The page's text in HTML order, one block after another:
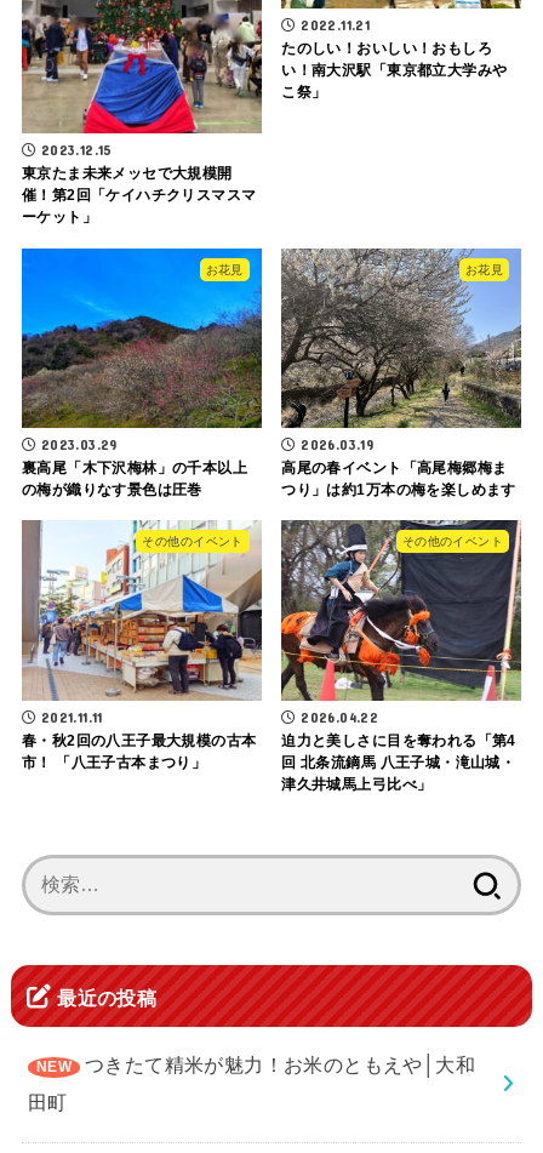
2023.12.15
東京たま未来メッセで大規模開
催！第2回「ケイハチクリスマスマ
ーケット」
2022.11.21
たのしい！おいしい！おもしろ
い！南大沢駅「東京都立大学みや
こ祭」
お花見
2023.03.29
裏高尾「木下沢梅林」の千本以上
の梅が織りなす景色は圧巻
お花見
2026.03.19
高尾の春イベント「高尾梅郷梅ま
つり」は約1万本の梅を楽しめます
その他のイベント
2021.11.11
春・秋2回の八王子最大規模の古本
市！ 「八王子古本まつり」
その他のイベント
2026.04.22
迫力と美しさに目を奪われる「第4
回 北条流鏑馬 八王子城・滝山城・
津久井城馬上弓比べ」
索:
最近の投稿
つきたて精米が魅力！お米のともえや│大和
田町